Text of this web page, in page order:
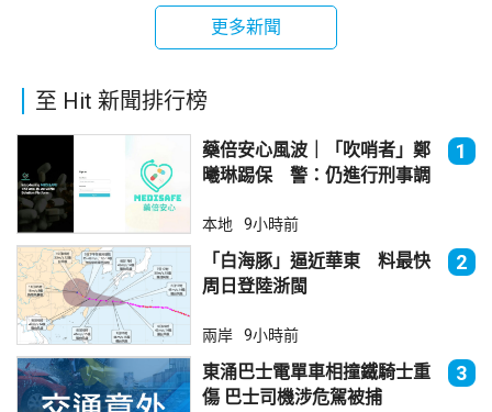
更多新聞
至 Hit 新聞排行榜
藥倍安心風波｜「吹哨者」鄭
曦琳踢保 警：仍進行刑事調
1
本地 9小時前
「白海豚」逼近華東 料最快
周日登陸浙閩
2
兩岸 9小時前
東涌巴士電單車相撞鐵騎士重
傷 巴士司機涉危駕被捕
3